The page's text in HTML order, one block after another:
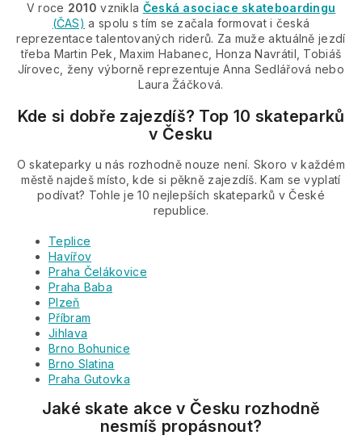
V roce 2010vznikla Česká asociace skateboardingu
(ČAS) a spolu s tím se začala formovat i česká
reprezentace talentovaných riderů. Za muže aktuálně jezdí
třeba Martin Pek, Maxim Habanec, Honza Navrátil, Tobiáš
Jírovec, ženy výborně reprezentuje Anna Sedlářová nebo
Laura Žáčková.
Kde si dobře zajezdíš? Top 10 skateparků
v Česku
O skateparky u nás rozhodně nouze není. Skoro v každém
městě najdeš místo, kde si pěkně zajezdíš. Kam se vyplatí
podívat? Tohle je 10 nejlepších skateparků v České
republice.
Teplice
Havířov
Praha Čelákovice
Praha Baba
Plzeň
Příbram
Jihlava
Brno Bohunice
Brno Slatina
Praha Gutovka
Jaké skate akce v Česku rozhodně
nesmíš propásnout?